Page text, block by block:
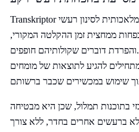
Transkriptor היא תוכנת תמלול המרתמת בינה מלאכותית לסינון רעשי
ממחצית זמן ההקלטה המקורי,
והפרדת דוברים שקולותיהם חופפים. Transkriptor היא פתרון משתלם
להגיע לתוצאות של מומחים
בתוכנות תמלול, שכן היא מבטיחה
ברעשים אחרים בחדר, ללא צורך